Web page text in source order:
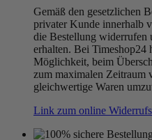
Gemäß den gesetzlichen
privater Kunde innerhalb
die Bestellung widerrufen
erhalten. Bei Timeshop24
Möglichkeit, beim
zum maximalen Zeitraum
gleichwertige Waren
Link zum online